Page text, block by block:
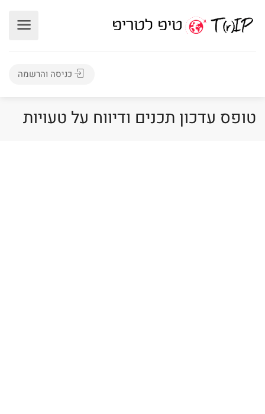
כניסה והרשמה
טופס עדכון תכנים ודיווח על טעויות